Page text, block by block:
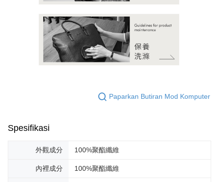
Paparkan Butiran Mod Komputer
Spesifikasi
外觀成分 100%聚酯纖維
內裡成分 100%聚酯纖維